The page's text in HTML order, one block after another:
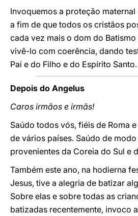
Invoquemos a proteção maternal
a fim de que todos os cristãos
cada vez mais o dom do
vivê-lo com coerência, dando
Pai e do Filho e do Espírito Santo.
Depois do Angelus
Caros irmãos e irmãs!
Saúdo todos vós, fiéis de Roma
de vários países. Saúdo de
provenientes da Coreia do Sul e
Também este ano, na hodierna
Jesus, tive a alegria de batizar
Sobre elas e sobre todas as
batizadas recentemente, invoco